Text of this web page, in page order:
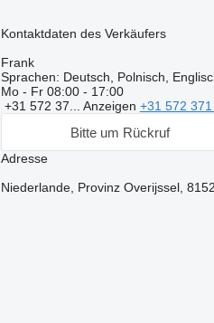
Kontaktdaten des Verkäufers
Frank
Sprachen: Deutsch, Polnisch,
Mo - Fr 08:00 - 17:00
+31 572 37... Anzeigen +31 572 371
Bitte um Rückruf
Adresse
Niederlande, Provinz Overijssel,